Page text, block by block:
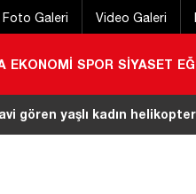
Foto Galeri Video Galeri
EKONOMİ SPOR SİYASET
bıçaklı saldırı!